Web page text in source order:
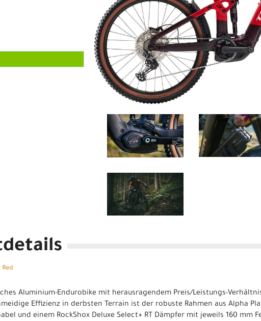
Red
Aluminium-Endurobike mit herausragendem Preis/Leistungs-
Effizienz in derbsten Terrain ist der robuste Rahmen aus Alpha
und einem RockShox Deluxe Select+ RT Dämpfer mit jeweils 160 mm